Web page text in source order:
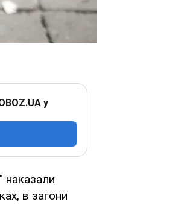
у
наказали
в загони